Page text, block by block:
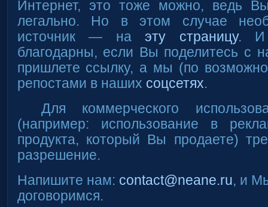
Интернет, это тоже можно, ведь
легально. Но в этом случае
источник — на эту страницу. И
благодарны, если Вы поделитесь с
пришлете ссылку, а мы (по
репостами в наших соцсетях.
Для коммерческого
(например: использование в
продукта, который Вы продаете)
разрешение.
Напишите нам: contact@neane.ru, и
договоримся.